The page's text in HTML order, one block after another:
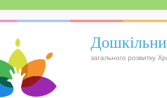
загального розвитку